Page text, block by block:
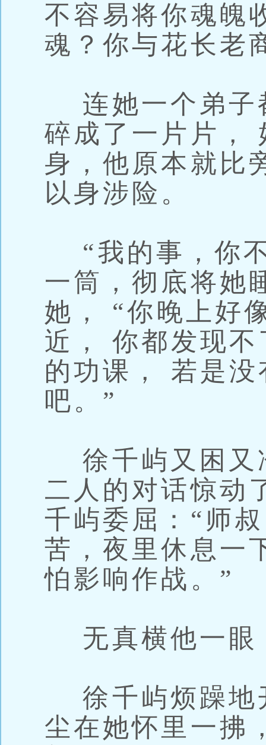
不容易将你魂魄
魂？你与花长老
连她一个弟子
碎成了一片片，
身，他原本就比
以身涉险。
“我的事，你
一筒，彻底将她
她， “你晚上好
近， 你都发现
的功课， 若是
吧。”
徐千屿又困又
二人的对话惊动
千屿委屈：“师
苦，夜里休息一
怕影响作战。”
无真横他一眼
徐千屿烦躁地
尘在她怀里一拂